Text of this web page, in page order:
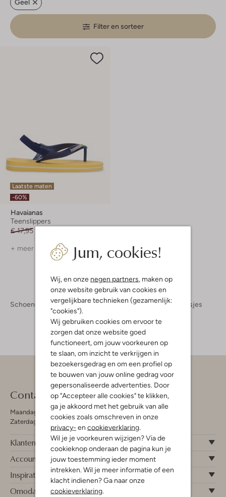
Jum, cookies!
Wij, en onze negen partners, maken op
onze website gebruik van cookies en
vergelijkbare technieken (gezamenlijk:
"cookies").
Wij gebruiken cookies om ervoor te
zorgen dat onze website goed
functioneert, om jouw voorkeuren op
te slaan, om inzicht te verkrijgen in
bezoekersgedrag en om een profiel op
te bouwen van jouw online gedrag voor
gepersonaliseerde advertenties. Door
op "Accepteer alle cookies" te klikken,
ga je akkoord met het gebruik van alle
cookies zoals omschreven in onze
privacy- en cookieverklaring.
Wil je je voorkeuren wijzigen? Via de
cookieknop onderaan de pagina kun je
jouw toestemming ieder moment
intrekken. Wil je meer informatie of een
klacht indienen? Ga naar onze
cookieverklaring.
Geel
Filter en sorteer
Laatste maten
-60%
Havaianas
Teenslippers
€ 17,95
+ meer kleuren
Schoenen Kinderschoenen Meisjes Slippers Meisjes
Contact
Maandag - Vrijdag 09:00 - 19:00 uur
Zaterdag 09:00 - 17:00 uur
Klantenservice
Account
Inspiratie
Omoda